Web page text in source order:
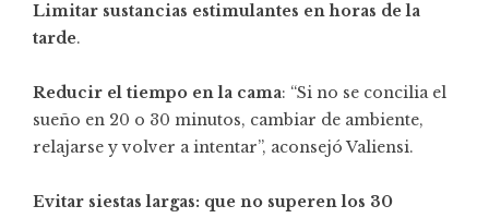
Limitar sustancias estimulantes en horas de la
tarde.
Reducir el tiempo en la cama: “Si no se concilia el
sueño en 20 o 30 minutos, cambiar de ambiente,
relajarse y volver a intentar”, aconsejó Valiensi.
Evitar siestas largas: que no superen los 30